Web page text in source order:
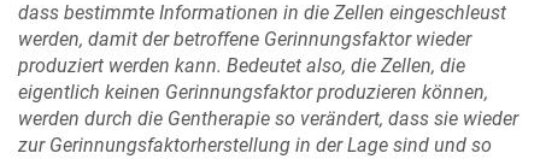
dass bestimmte Informationen in die Zellen eingeschleust
werden, damit der betroffene Gerinnungsfaktor wieder
produziert werden kann. Bedeutet also, die Zellen, die
eigentlich keinen Gerinnungsfaktor produzieren können,
werden durch die Gentherapie so verändert, dass sie wieder
zur Gerinnungsfaktorherstellung in der Lage sind und so